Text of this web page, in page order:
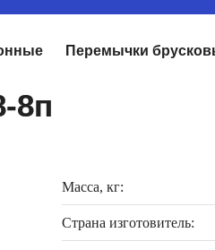
Перемычки
8п
Масса, кг:
Страна изготовитель: